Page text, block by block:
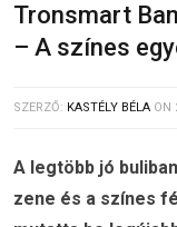
Tronsmart
– A színes
SZERZŐ: KASTÉLY BÉLA ON
A legtöbb jó
zene és a színes